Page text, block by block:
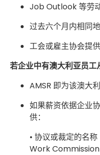
Job Outlook 等劳
过去六个月内相同
工会或雇主协会提
若企业中有澳大利亚员工
AMSR 即为该澳大
如果薪资依据企业
供：
• 协议或裁定的名
Work Commission